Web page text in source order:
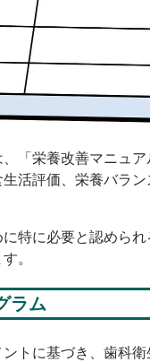
「栄養改善マニュア
活評価、栄養バラ
特に必要と認めら
。
ラム
トに基づき、歯科